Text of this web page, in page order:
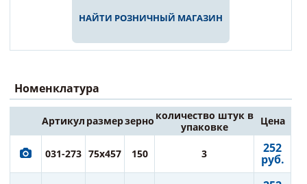
НАЙТИ РОЗНИЧНЫЙ МАГАЗИН
Номенклатура
Артикул размерзерно количество штук в
упаковке
Цена
031-273 75x457 150 3 252
руб.